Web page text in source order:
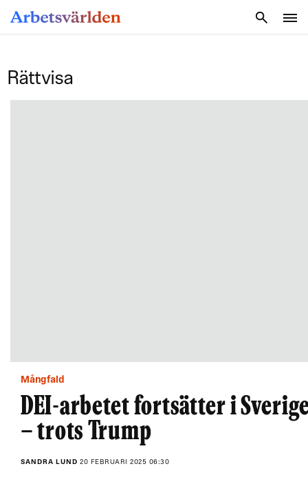
Rättvisa
Mångfald
DEI-arbetet fortsätter i
– trots Trump
SANDRA LUND 20 FEBRUARI 2025 06:30